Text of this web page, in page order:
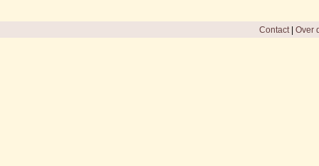
Contact| Over